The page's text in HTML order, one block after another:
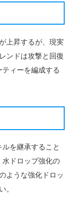
上昇するが、現実
ンドは攻撃と回復
ィーを編成する
を継承すること
水ドロップ強化の
ような強化ドロッ
。